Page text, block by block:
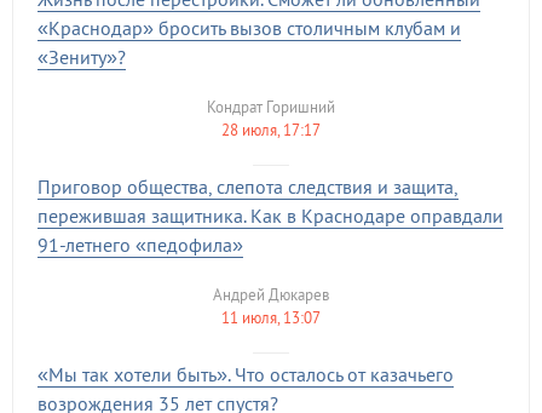
«Краснодар» бросить вызов столичным клубам и
«Зениту»?
28 июля, 17:17
Кондрат Горишний
Приговор общества, слепота следствия и защита,
пережившая защитника. Как в Краснодаре оправдали
91-летнего «педофила»
11 июля, 13:07
Андрей Дюкарев
«Мы так хотели быть». Что осталось от казачьего
возрождения 35 лет спустя?